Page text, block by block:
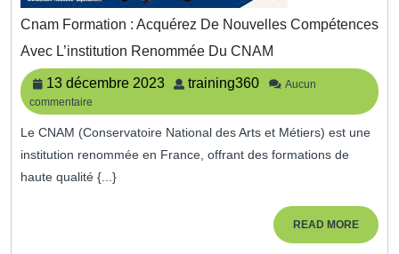
Cnam Formation : Acquérez De Nouvelles Compétences
Avec L’institution Renommée Du CNAM
:
Acquérez
Nouvelles
Compétences
Avec
Du
CNAM
13 décembre 2023
13
2023
training360 training360
Aucun
commentaire
Le CNAM (Conservatoire National des Arts et Métiers) est une
institution renommée en France, offrant des formations de
haute qualité {...}
READ MOREREAD
MORE